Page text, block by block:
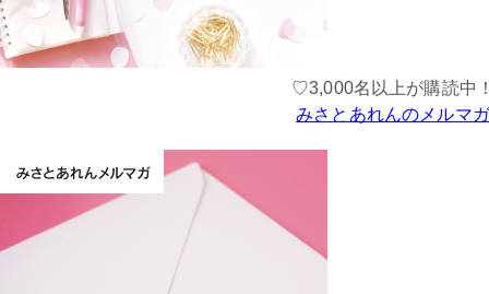
♡3,000名以上が購読中
みさとあれんのメルマガ